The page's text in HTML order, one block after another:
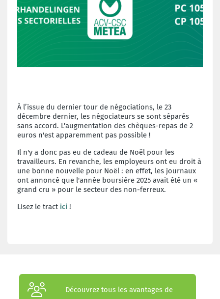
À l’issue du dernier tour de négociations, le 23
décembre dernier, les négociateurs se sont séparés
sans accord. L'augmentation des chèques-repas de 2
euros n'est apparemment pas possible !
Il n'y a donc pas eu de cadeau de Noël pour les
travailleurs. En revanche, les employeurs ont eu droit à
une bonne nouvelle pour Noël : en effet, les journaux
ont annoncé que l'année boursière 2025 avait été un «
grand cru » pour le secteur des non-ferreux.
Lisez le tract ici !
Découvrez tous les avantages de